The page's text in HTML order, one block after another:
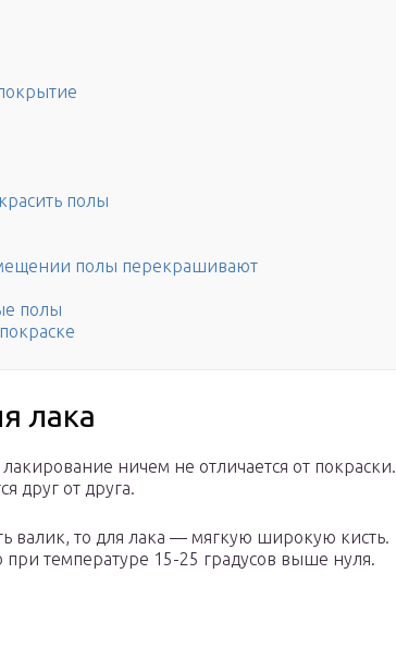
полы
полы перекрашивают
полы
лака
ничем не отличается от покраски.
друг от друга.
валик, то для лака — мягкую широкую кисть.
температуре 15-25 градусов выше нуля.